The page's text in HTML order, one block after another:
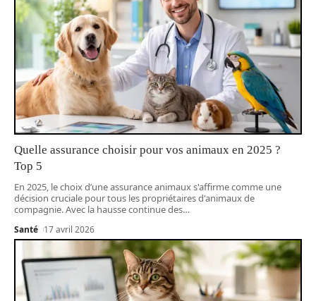
Quelle assurance choisir pour vos animaux en 2025 ?
Top 5
En 2025, le choix d’une assurance animaux s'affirme comme une
décision cruciale pour tous les propriétaires d'animaux de
compagnie. Avec la hausse continue des…
Santé 17 avril 2026